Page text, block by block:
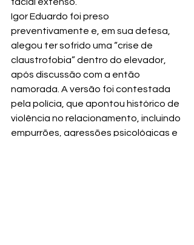
Igor Eduardo foi preso
preventivamente e, em sua defesa,
alegou ter sofrido uma “crise de
claustrofobia” dentro do elevador,
após discussão com a então
namorada. A versão foi contestada
pela polícia, que apontou histórico de
violência no relacionamento, incluindo
empurrões, agressões psicológicas e